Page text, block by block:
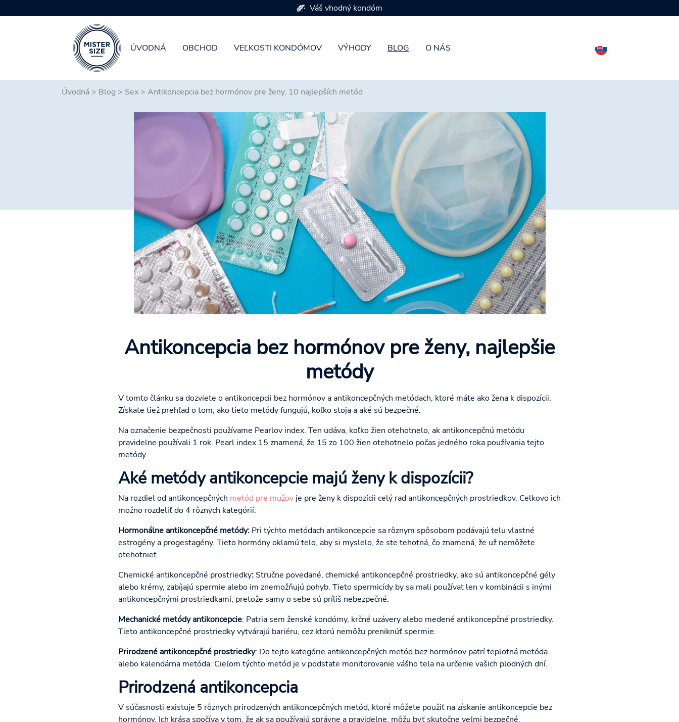
Skip to main content
ÚVODNÁ OBCHOD VEĽKOSTI KONDÓMOV VÝHODY BLOG O NÁS
K dispozícii je 7 veľkostí kondómov
Úvodná > Blog > Sex > Antikoncepcia bez hormónov pre ženy, 10 najlepších metód
Antikoncepcia bez hormónov pre ženy, najlepšie
metódy
V tomto článku sa dozviete o antikoncepcii bez hormónov a antikoncepčných metódach, ktoré máte ako žena k dispozícii.
Získate tiež prehľad o tom, ako tieto metódy fungujú, koľko stoja a aké sú bezpečné.
Na označenie bezpečnosti používame Pearlov index. Ten udáva, koľko žien otehotnelo, ak antikoncepčnú metódu
pravidelne používali 1 rok. Pearl index 15 znamená, že 15 zo 100 žien otehotnelo počas jedného roka používania tejto
metódy.
Aké metódy antikoncepcie majú ženy k dispozícii?
Na rozdiel od antikoncepčných metód pre mužovje pre ženy k dispozícii celý rad antikoncepčných prostriedkov. Celkovo ich
možno rozdeliť do 4 rôznych kategórií:
Hormonálne antikoncepčné metódy:Pri týchto metódach antikoncepcie sa rôznym spôsobom podávajú telu vlastné
estrogény a progestagény. Tieto hormóny oklamú telo, aby si myslelo, že ste tehotná, čo znamená, že už nemôžete
otehotnieť.
Chemické antikoncepčné prostriedky:Stručne povedané, chemické antikoncepčné prostriedky, ako sú antikoncepčné gély
alebo krémy, zabíjajú spermie alebo im znemožňujú pohyb. Tieto spermicídy by sa mali používať len v kombinácii s inými
antikoncepčnými prostriedkami, pretože samy o sebe sú príliš nebezpečné.
Mechanické metódy antikoncepcie: Patria sem ženské kondómy, krčné uzávery alebo medené antikoncepčné prostriedky.
Tieto antikoncepčné prostriedky vytvárajú bariéru, cez ktorú nemôžu preniknúť spermie.
Prirodzené antikoncepčné prostriedky: Do tejto kategórie antikoncepčných metód bez hormónov patrí teplotná metóda
alebo kalendárna metóda. Cieľom týchto metód je v podstate monitorovanie vášho tela na určenie vašich plodných dní.
Prirodzená antikoncepcia
V súčasnosti existuje 5 rôznych prirodzených antikoncepčných metód, ktoré môžete použiť na získanie antikoncepcie bez
hormónov. Ich krása spočíva v tom, že ak sa používajú správne a pravidelne, môžu byť skutočne veľmi bezpečné.